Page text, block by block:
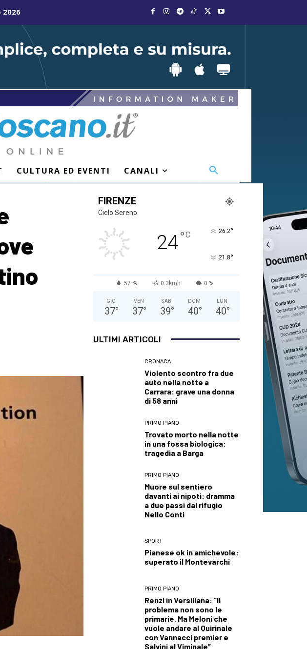
2026
CULTURA ED EVENTI CANALI
FIRENZE
Cielo Sereno
24°C 26.2°
21.8°
57 % 0.3kmh 0 %
GIO
37°
VEN
37°
SAB
39°
DOM
40°
LUN
40°
ULTIMI ARTICOLI
CRONACA
Violento scontro fra due
auto nella notte a
Carrara: grave una donna
di 58 anni
PRIMO PIANO
Trovato morto nella notte
in una fossa biologica:
tragedia a Barga
PRIMO PIANO
Muore sul sentiero
davanti ai nipoti: dramma
a due passi dal rifugio
Nello Conti
SPORT
Pianese ok in amichevole:
superato il Montevarchi
PRIMO PIANO
Renzi in Versiliana: “Il
problema non sono le
primarie. Ma Meloni che
vuole andare al Quirinale
con Vannacci premier e
Salvini al Viminale”